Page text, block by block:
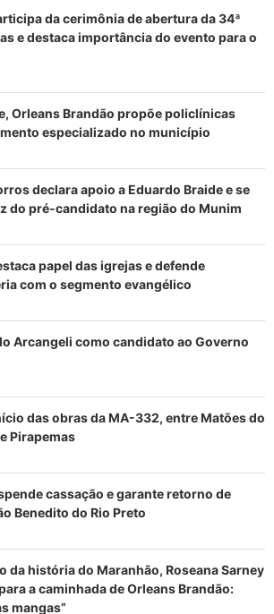
da cerimônia de abertura da 34ª
e destaca importância do evento para o
Orleans Brandão propõe policlínicas
especializado no município
declara apoio a Eduardo Braide e se
do pré-candidato na região do Munim
papel das igrejas e defende
com o segmento evangélico
Arcangeli como candidato ao Governo
das obras da MA-332, entre Matões do
Pirapemas
cassação e garante retorno de
Benedito do Rio Preto
da história do Maranhão, Roseana Sarney
a caminhada de Orleans Brandão:
mangas”